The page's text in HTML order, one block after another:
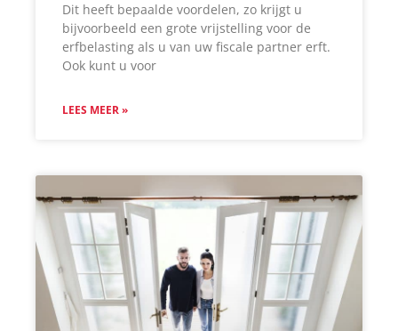
Dit heeft bepaalde voordelen, zo krijgt u
bijvoorbeeld een grote vrijstelling voor de
erfbelasting als u van uw fiscale partner erft.
Ook kunt u voor
LEES MEER »